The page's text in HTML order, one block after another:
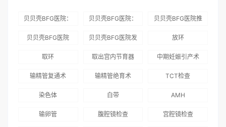
贝贝壳BFG医院：
务
贝贝壳BFG医院：
术”和“法律支持”
贝贝壳BFG医院推
贝贝壳BFG医院
贝贝壳BFG医院发
国版）》
放环
取环 取出宫内节育器 中期妊娠引产术
输精管复通术 输精管绝育术 TCT检查
染色体 白带 AMH
输卵管 腹腔镜检查 宫腔镜检查